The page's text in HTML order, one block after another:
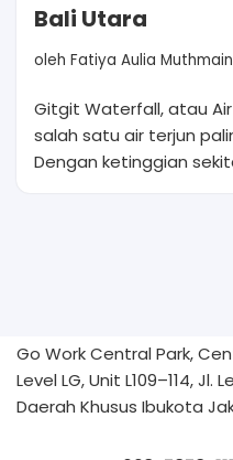
Bali Utara
oleh Fatiya Aulia
Gitgit Waterfall, atau
salah satu air terjun
Dengan ketinggian
Go Work Central Park,
Level LG, Unit L109–114, Jl.
Daerah Khusus Ibukota